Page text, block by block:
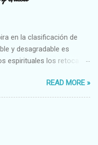
en la clasificación de
y desagradable es
espirituales los retoca.
Enfermo Selecto-
3 ESPIRITUALES a)
Aproximado
malo Bondadoso-
Leal-Desleal,etc.
READ MORE »